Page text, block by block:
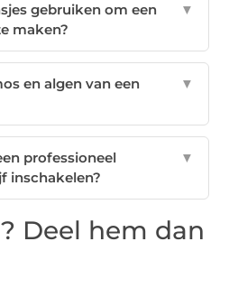
gebruiken om een
maken?
▼
en algen van een
▼
professioneel
inschakelen?
▼
Deel hem dan